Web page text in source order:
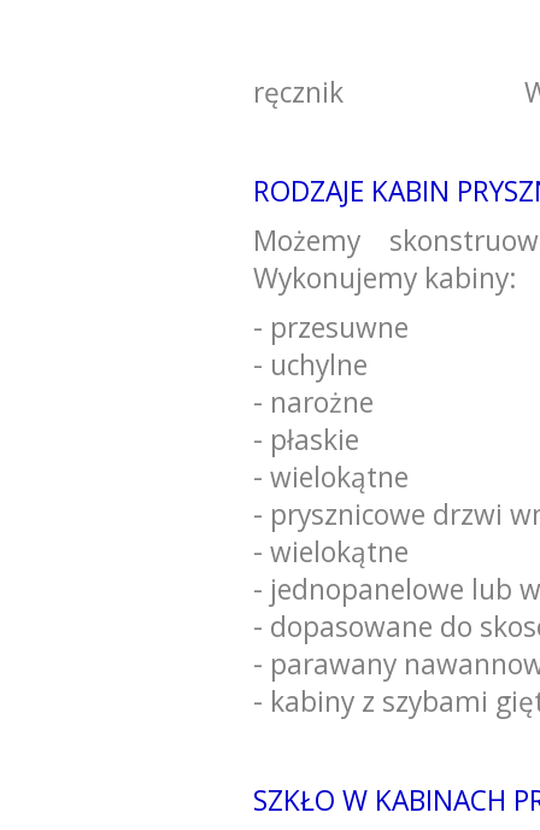
ręcznik
RODZAJE KABIN
Możemy
Wykonujemy kabiny:
- przesuwne
- uchylne
- narożne
- płaskie
- wielokątne
- prysznicowe drzwi
- wielokątne
- jednopanelowe lub
- dopasowane do
- parawany
- kabiny z szybami
SZKŁO W KABINACH